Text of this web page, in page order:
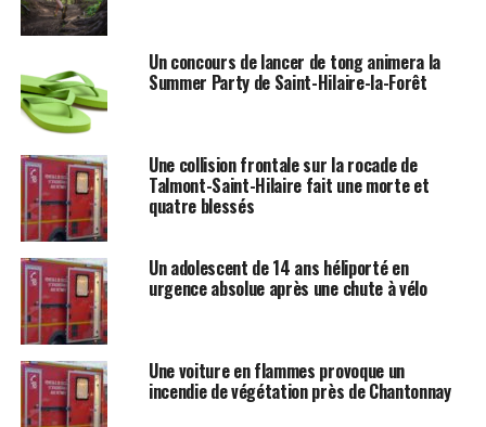
Un concours de lancer de tong animera la
Summer Party de Saint-Hilaire-la-Forêt
Une collision frontale sur la rocade de
Talmont-Saint-Hilaire fait une morte et
quatre blessés
Un adolescent de 14 ans héliporté en
urgence absolue après une chute à vélo
Une voiture en flammes provoque un
incendie de végétation près de Chantonnay